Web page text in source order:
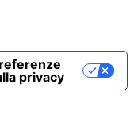
privacy